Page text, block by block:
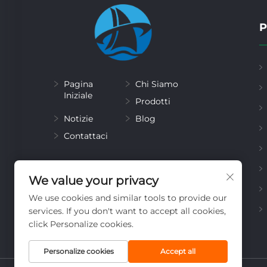
Pagina
Iniziale
Chi Siamo
Prodotti
Notizie
Blog
Contattaci
We value your privacy
We use cookies and similar tools to provide our
services. If you don't want to accept all cookies,
click Personalize cookies.
Personalize cookies Accept all